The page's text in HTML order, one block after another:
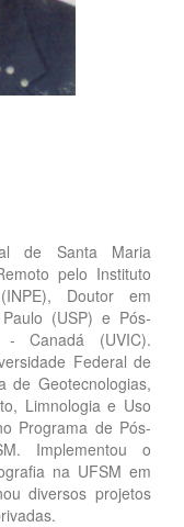
de Santa Maria
pelo Instituto
Doutor em
(USP) e Pós-
Canadá (UVIC).
Federal de
de Geotecnologias,
Limnologia e Uso
Programa de Pós-
Implementou o
na UFSM em
diversos projetos